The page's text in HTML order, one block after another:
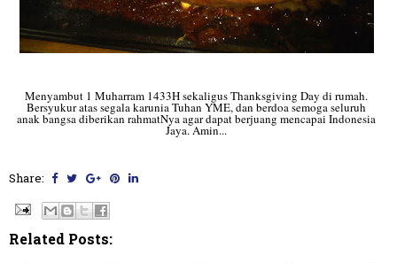
Menyambut 1 Muharram 1433H sekaligus Thanksgiving Day di rumah.
Bersyukur atas segala karunia Tuhan YME, dan berdoa semoga seluruh
anak bangsa diberikan rahmatNya agar dapat berjuang mencapai Indonesia
Jaya. Amin...
Share:
Related Posts: